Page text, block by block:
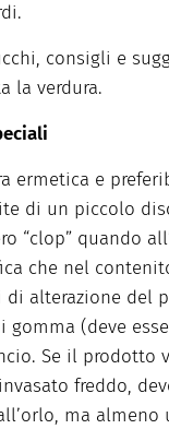
consigli e
la verdura.
ermetica e
di un piccolo
“clop” quando
che nel
alterazione del
gomma (deve
Se il prodotto
freddo,
ma almeno